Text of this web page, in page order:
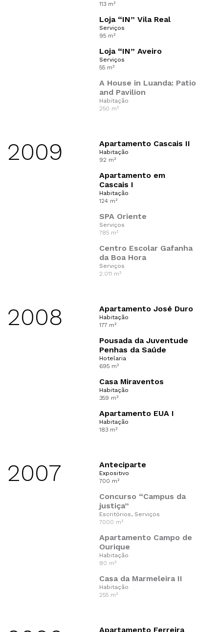
Loja “IN” Aveiro
Serviços
55 m²
Loja “IN” Vila Real
Serviços
95 m²
113 m²
A House in Luanda: Patio
and Pavilion
Habitação
250 m²
Apartamento em
Cascais I
Habitação
124 m²
Apartamento Cascais II
Habitação
92 m²
2009
SPA Oriente
Serviços
785 m²
Centro Escolar Gafanha
da Boa Hora
Serviços
2.011 m²
Apartamento EUA I
Habitação
183 m²
Casa Miraventos
Habitação
359 m²
Pousada da Juventude
Penhas da Saúde
Hotelaria
695 m²
Apartamento José Duro
Habitação
177 m²
2008
Anteciparte
Expositivo
700 m²
2007
Concurso “Campus da
justiça”
Escritórios, Serviços
7000 m²
Apartamento Campo de
Ourique
Habitação
80 m²
Casa da Marmeleira II
Habitação
255 m²
Apartamento Ferreira